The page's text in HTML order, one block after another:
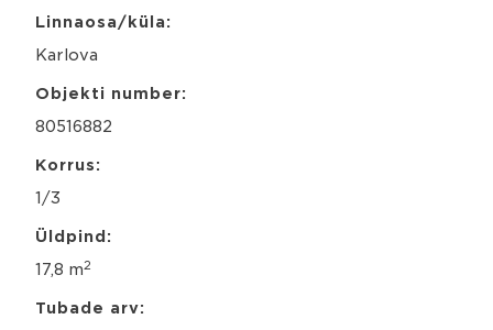
Linnaosa/küla:
Karlova
Objekti number:
80516882
Korrus:
1/3
Üldpind:
17,8 m2
Tubade arv: